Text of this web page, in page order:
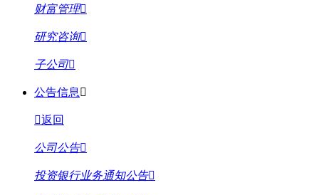
财富管理
研究咨询
子公司
公告信息
返回
公司公告
投资银行业务通知公告